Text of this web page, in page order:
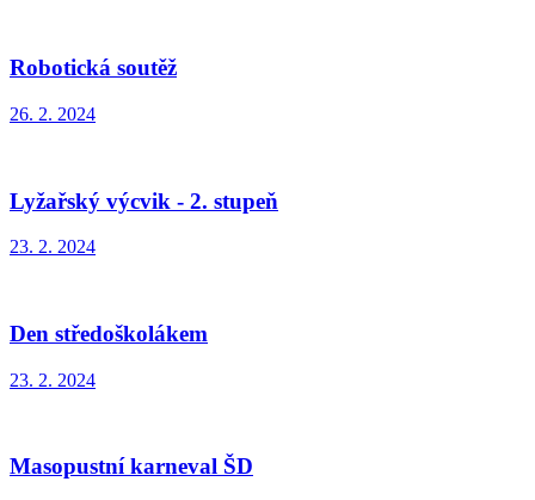
Robotická soutěž
26. 2. 2024
Lyžařský výcvik - 2. stupeň
23. 2. 2024
Den středoškolákem
23. 2. 2024
Masopustní karneval ŠD